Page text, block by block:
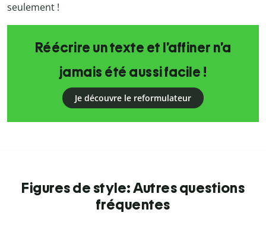
seulement !
Réécrire un texte et l’affiner n’a
jamais été aussi facile !
Je découvre le reformulateur
Figures de style: Autres questions
fréquentes